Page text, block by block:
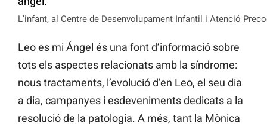
L’infant, al Centre de Desenvolupament Infantil i Atenció
Leo es mi Ángel és una font d’informació sobre
tots els aspectes relacionats amb la síndrome:
nous tractaments, l’evolució d’en Leo, el seu dia
a dia, campanyes i esdeveniments dedicats a la
resolució de la patologia. A més, tant la Mònica